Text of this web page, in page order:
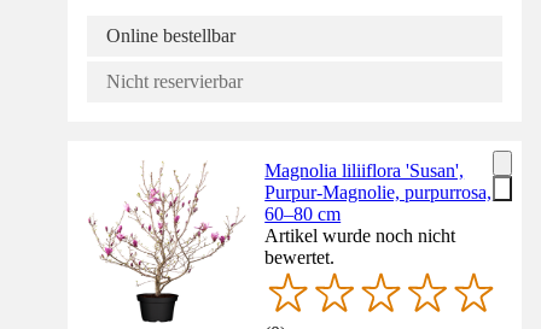
Online bestellbar
Nicht reservierbar
Magnolia liliiflora 'Susan',
Purpur-Magnolie, purpurrosa,
60–80 cm
Artikel wurde noch nicht
bewertet.